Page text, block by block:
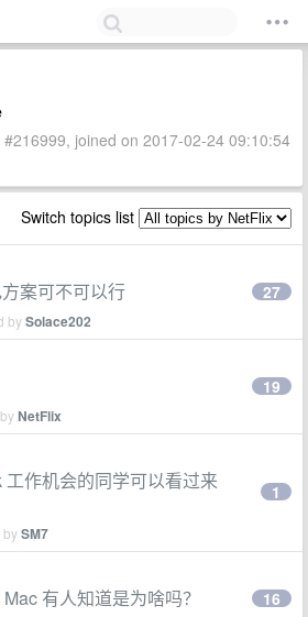
joined on 2017-02-24 09:10:54
Switch topics list
案可不可以行
bySolace202
27
NetFlix
19
作机会的同学可以看过来
bySM7
1
有人知道是为啥吗？ 16